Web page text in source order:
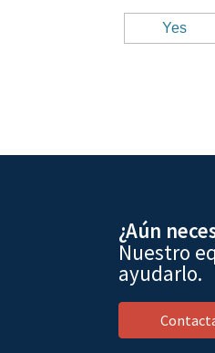
¿Aún
Nuestro
ayudarlo.